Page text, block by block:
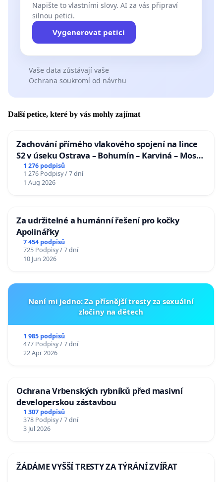
Napište to vlastními slovy. AI za vás připraví
silnou petici.
Vygenerovat petici
Vaše data zůstávají vaše
Ochrana soukromí od návrhu
Další petice, které by vás mohly zajímat
Zachování přímého vlakového spojení na lince
S2 v úseku Ostrava – Bohumín – Karviná – Mosty
u Jablunkova
1 276 podpisů
1 276 Podpisy / 7 dní
1 Aug 2026
Za udržitelné a humánní řešení pro kočky
Apolinářky
7 454 podpisů
725 Podpisy / 7 dní
10 Jun 2026
Není mi jedno: Za přísnější tresty za sexuální
zločiny na dětech
1 985 podpisů
477 Podpisy / 7 dní
22 Apr 2026
Ochrana Vrbenských rybníků před masivní
developerskou zástavbou
1 307 podpisů
378 Podpisy / 7 dní
3 Jul 2026
ŽÁDÁME VYŠŠÍ TRESTY ZA TÝRÁNÍ ZVÍŘAT